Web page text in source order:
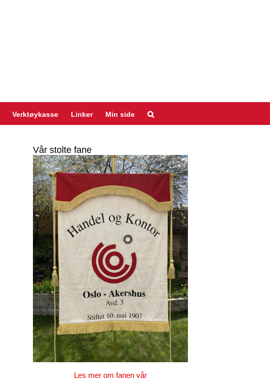
Verktøykasse Linker Min side
Vår stolte fane
Les mer om fanen vår